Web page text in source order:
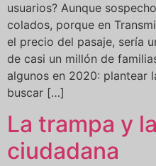
usuarios? Aunque
colados, porque en
el precio del pasaje, sería
de casi un millón de
algunos en 2020: plantear
buscar […]
La trampa y
ciudadana